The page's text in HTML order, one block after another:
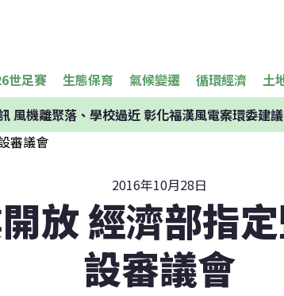
世足賽 生態保育 氣候變遷 循環經濟 土
風機離聚落、學校過近 彰化福漢風電案環委建
2016年10月28日
放 經濟部指
設審議會